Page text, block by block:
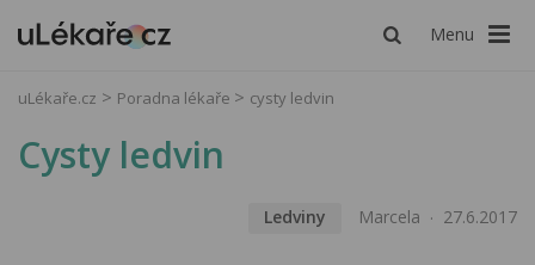
Menu
uLékaře.cz Poradna lékaře cysty ledvin
Cysty ledvin
Ledviny Marcela 27.6.2017